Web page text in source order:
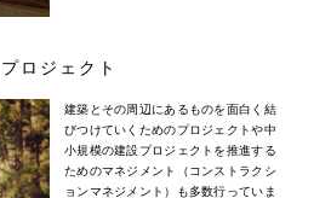
プロジェクト
建築とその周辺にあるものを面白く結
びつけていくためのプロジェクトや中
小規模の建設プロジェクトを推進する
ためのマネジメント（コンストラクシ
ョンマネジメント）も多数行っていま